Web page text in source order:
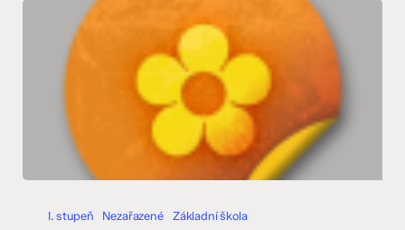
táborI. stupeň Nezařazené Základní škola